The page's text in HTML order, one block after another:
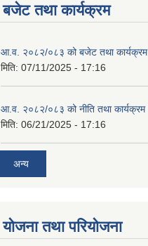
बजेट तथा कार्यक्रम
आ.व. २०८२/०८३ को बजेट तथा कार्यक्रम
मिति: 07/11/2025 - 17:16
आ.व. २०८२/०८३ को नीति तथा कार्यक्रम
मिति: 06/21/2025 - 17:16
अन्य
योजना तथा परियोजना